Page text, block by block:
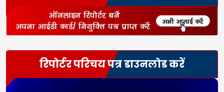
रिपोर्टर परिचय पत्र डाउनलोड करें